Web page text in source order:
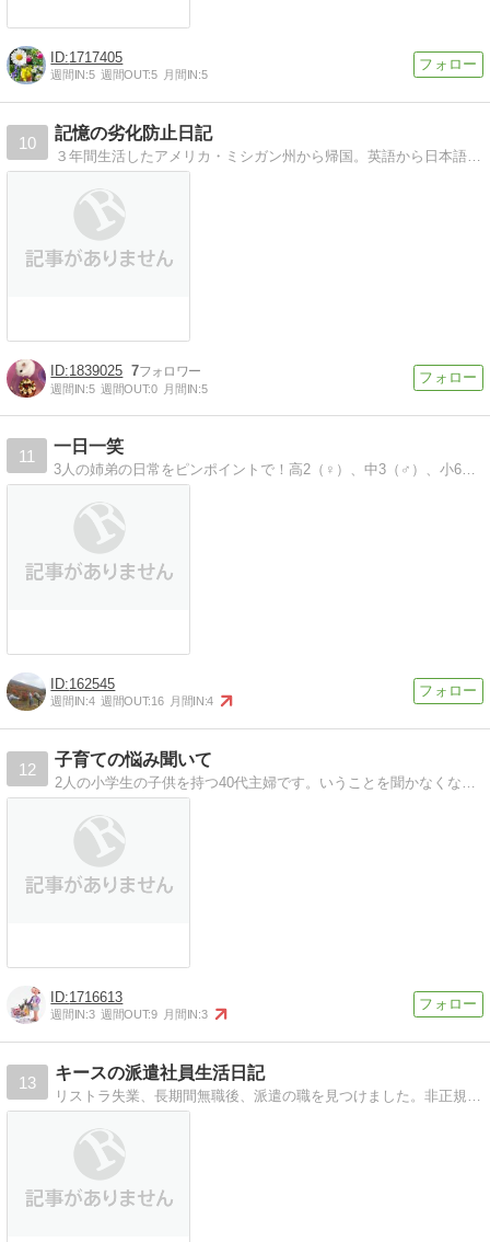
1717405
週間IN:5 週間OUT:5 月間IN:5
10
記憶の劣化防止日記
３年間生活したアメリカ・ミシガン州から帰国。英語から日本語へシフトした、小３と小５の子ども達の英語保持教室や習い事、家庭学習を中心に、ペット、家事などの暮らし。
1839025 7
週間IN:5 週間OUT:0 月間IN:5
11
一日一笑
3人の姉弟の日常をピンポイントで！高2（♀）、中3（♂）、小6（♂）の３人の母です。一日に一笑いしてってください。
162545
週間IN:4 週間OUT:16 月間IN:4
12
子育ての悩み聞いて
1716613
週間IN:3 週間OUT:9 月間IN:3
13
キースの派遣社員生活日記